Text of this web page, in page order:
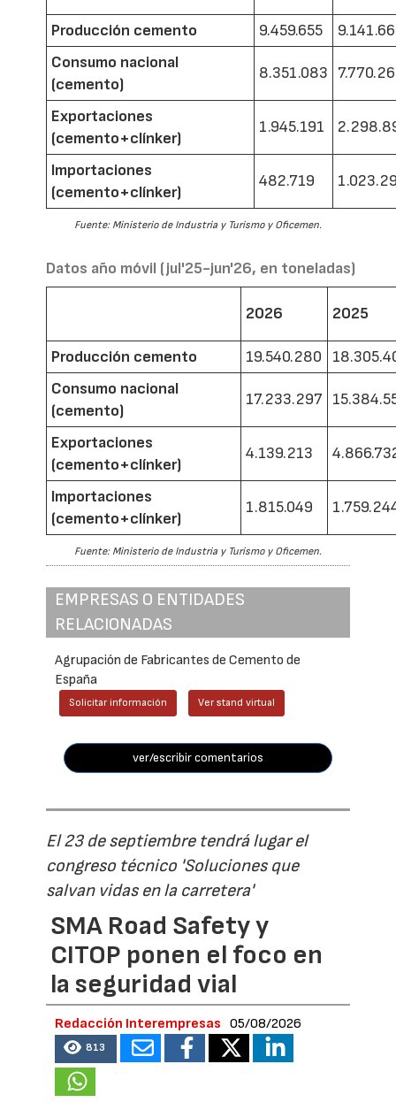
Producción cemento 9.459.655
Consumo nacional
(cemento)
8.351.083
Exportaciones
(cemento+clínker)
1.945.191
Importaciones
(cemento+clínker)
482.719
Fuente: Ministerio de Industria y Turismo y Oficemen.
Datos año móvil (jul'25-jun'26, en toneladas)
2026 2025
Producción cemento 19.540.280
Consumo nacional
(cemento)
17.233.297
Exportaciones
(cemento+clínker)
4.139.213
Importaciones
(cemento+clínker)
1.815.049
Fuente: Ministerio de Industria y Turismo y Oficemen.
EMPRESAS O ENTIDADES
RELACIONADAS
Agrupación de Fabricantes de Cemento de
España
Solicitar información Ver stand virtual
ver/escribir comentarios
El 23 de septiembre tendrá lugar el
congreso técnico 'Soluciones que
salvan vidas en la carretera'
SMA Road Safety y
CITOP ponen el foco en
la seguridad vial
Redacción Interempresas 05/08/2026
813